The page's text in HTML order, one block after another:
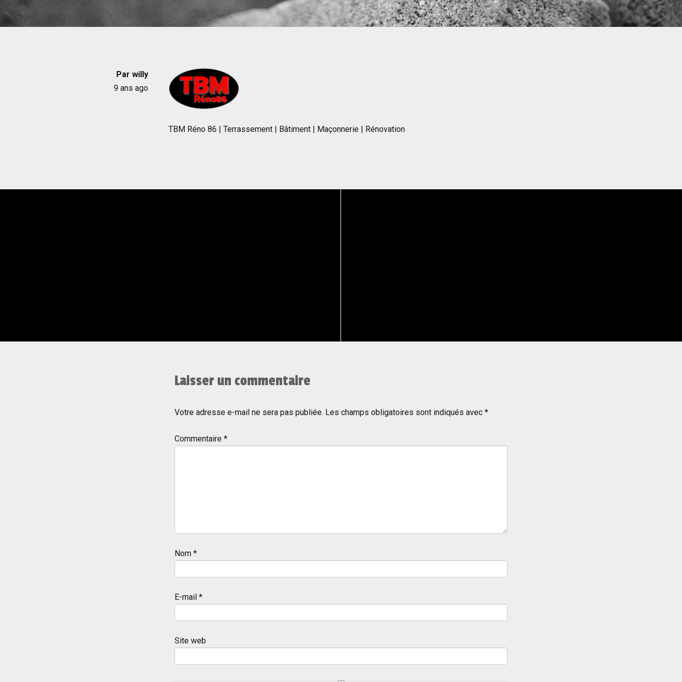
Par willy
9 ans ago
TBM Réno 86 | Terrassement | Bâtiment | Maçonnerie | Rénovation
Laisser un commentaire
Votre adresse e-mail ne sera pas publiée. Les champs obligatoires sont indiqués avec *
Commentaire *
Nom *
E-mail *
Site web